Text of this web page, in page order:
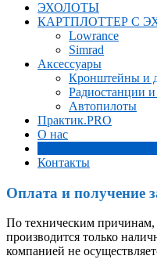
ЭХОЛОТЫ
КАРТПЛОТТЕР С
Lowrance
Simrad
Аксессуары
Кронштейны и
Радиостанции
Автопилоты
Практик.PRO
О нас
Контакты
Оплата и получение
По техническим причинам,
производится только
компанией не